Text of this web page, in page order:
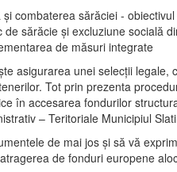
combaterea sărăciei -
sărăcie și excluziune socială
de măsuri integrate
asigurarea unei selecții legale,
Tot prin prezenta
în accesarea fondurilor
– Teritoriale Municipiul
de mai jos și să vă
de fonduri europene